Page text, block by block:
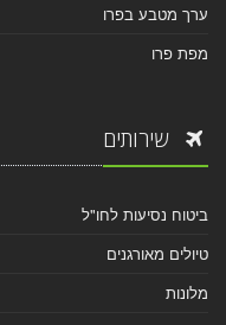
ערך מטבע בפרו
מפת פרו
שירותים
ביטוח נסיעות לחו"ל
טיולים מאורגנים
מלונות